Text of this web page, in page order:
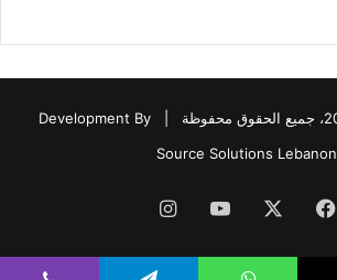
Development By
Source Solutions Lebanon
فيسبوك ‫YouTubeانستقرام